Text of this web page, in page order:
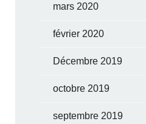
mars 2020
février 2020
Décembre 2019
octobre 2019
septembre 2019